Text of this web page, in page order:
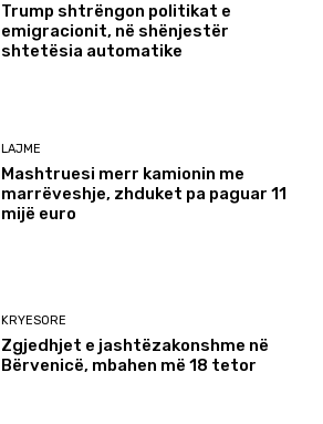
Trump shtrëngon politikat e
emigracionit, në shënjestër
shtetësia automatike
LAJME
Mashtruesi merr kamionin me
marrëveshje, zhduket pa paguar 11
mijë euro
KRYESORE
Zgjedhjet e jashtëzakonshme në
Bërvenicë, mbahen më 18 tetor